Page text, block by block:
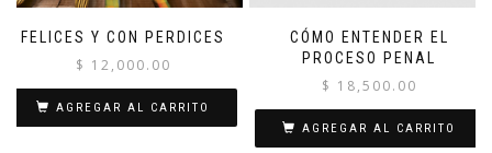
FELICES Y CON PERDICES
$ 12,000.00
AGREGAR AL CARRITO
CÓMO ENTENDER EL
PROCESO PENAL
$ 18,500.00
AGREGAR AL CARRITO